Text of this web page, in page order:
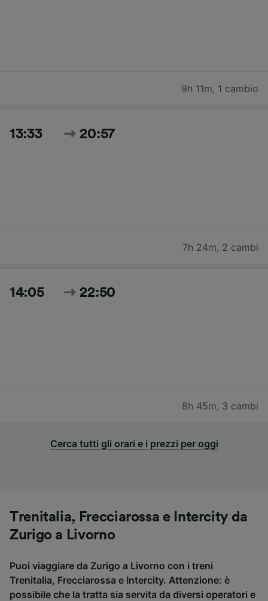
9h 11m, 1 cambio
13:33 20:57
7h 24m, 2 cambi
14:05 22:50
8h 45m, 3 cambi
Cerca tutti gli orari e i prezzi per oggi
Trenitalia, Frecciarossa e Intercity da
Zurigo a Livorno
Puoi viaggiare da Zurigo a Livorno con i treni
Trenitalia, Frecciarossa e Intercity. Attenzione: è
possibile che la tratta sia servita da diversi operatori e